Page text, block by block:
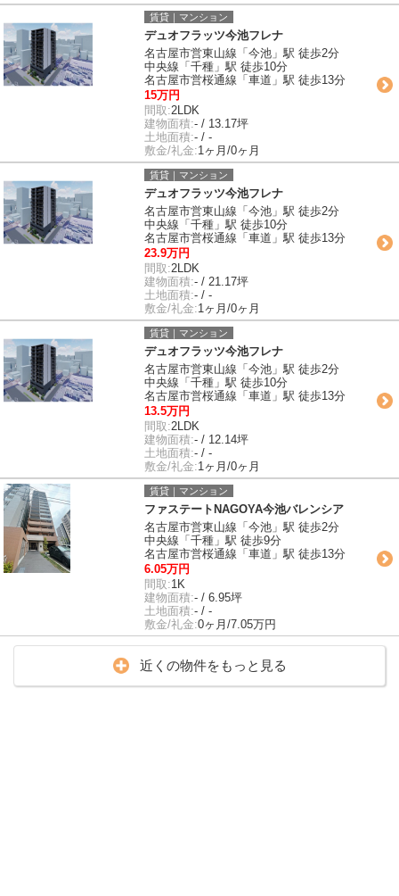
賃貸｜マンション
デュオフラッツ今池フレナ
名古屋市営東山線「今池」駅 徒歩2分
中央線「千種」駅 徒歩10分
名古屋市営桜通線「車道」駅 徒歩13分
15万円
間取:2LDK
建物面積:- / 13.17坪
土地面積:- / -
敷金/礼金:1ヶ月/0ヶ月
賃貸｜マンション
デュオフラッツ今池フレナ
名古屋市営東山線「今池」駅 徒歩2分
中央線「千種」駅 徒歩10分
名古屋市営桜通線「車道」駅 徒歩13分
23.9万円
間取:2LDK
建物面積:- / 21.17坪
土地面積:- / -
敷金/礼金:1ヶ月/0ヶ月
賃貸｜マンション
デュオフラッツ今池フレナ
名古屋市営東山線「今池」駅 徒歩2分
中央線「千種」駅 徒歩10分
名古屋市営桜通線「車道」駅 徒歩13分
13.5万円
間取:2LDK
建物面積:- / 12.14坪
土地面積:- / -
敷金/礼金:1ヶ月/0ヶ月
賃貸｜マンション
ファステートNAGOYA今池バレンシア
名古屋市営東山線「今池」駅 徒歩2分
中央線「千種」駅 徒歩9分
名古屋市営桜通線「車道」駅 徒歩13分
6.05万円
間取:1K
建物面積:- / 6.95坪
土地面積:- / -
敷金/礼金:0ヶ月/7.05万円
近くの物件をもっと見る